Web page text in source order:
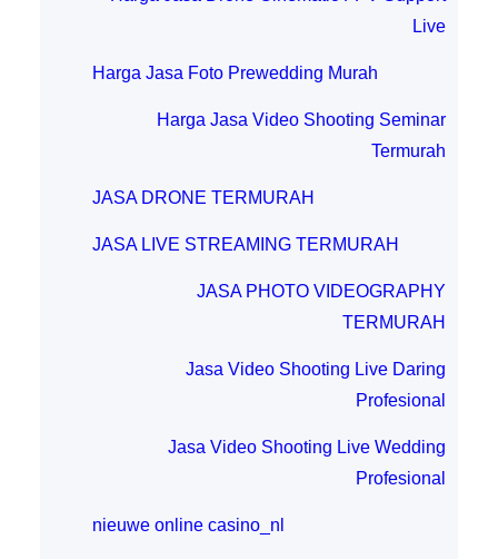
Live
Harga Jasa Foto Prewedding Murah
Harga Jasa Video Shooting Seminar
Termurah
JASA DRONE TERMURAH
JASA LIVE STREAMING TERMURAH
JASA PHOTO VIDEOGRAPHY
TERMURAH
Jasa Video Shooting Live Daring
Profesional
Jasa Video Shooting Live Wedding
Profesional
nieuwe online casino_nl